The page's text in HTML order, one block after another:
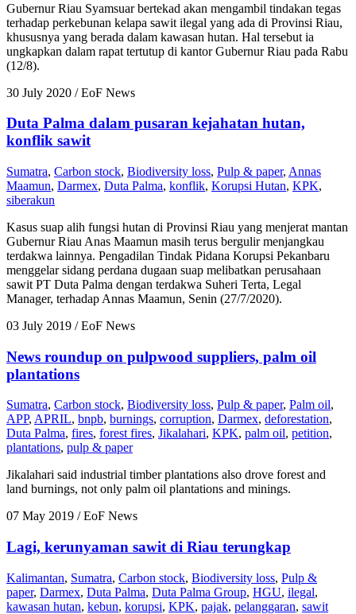
Gubernur Riau Syamsuar bertekad akan mengambil tindakan tegas
terhadap perkebunan kelapa sawit ilegal yang ada di Provinsi Riau,
khususnya yang berada dalam kawasan hutan. Hal tersebut ia
ungkapkan dalam rapat tertutup di kantor Gubernur Riau pada Rabu
(12/8).
30 July 2020 / EoF News
Duta Palma dalam pusaran kejahatan hutan,
konflik sawit
Sumatra, Carbon stock, Biodiversity loss, Pulp & paper, Annas
Maamun, Darmex, Duta Palma, konflik, Korupsi Hutan, KPK,
siberakun
Kasus suap alih fungsi hutan di Provinsi Riau yang menjerat mantan
Gubernur Riau Anas Maamun masih terus bergulir menjangkau
terdakwa lainnya. Pengadilan Tindak Pidana Korupsi Pekanbaru
menggelar sidang perdana dugaan suap melibatkan perusahaan
sawit PT Duta Palma dengan terdakwa Suheri Terta, Legal
Manager, terhadap Annas Maamun, Senin (27/7/2020).
03 July 2019 / EoF News
News roundup on pulpwood suppliers, palm oil
plantations
Sumatra, Carbon stock, Biodiversity loss, Pulp & paper, Palm oil,
APP, APRIL, bnpb, burnings, corruption, Darmex, deforestation,
Duta Palma, fires, forest fires, Jikalahari, KPK, palm oil, petition,
plantations, pulp & paper
Jikalahari said industrial timber plantations also drove forest and
land burnings, not only palm oil plantations and minings.
07 May 2019 / EoF News
Lagi, kerunyaman sawit di Riau terungkap
Kalimantan, Sumatra, Carbon stock, Biodiversity loss, Pulp &
paper, Darmex, Duta Palma, Duta Palma Group, HGU, ilegal,
kawasan hutan, kebun, korupsi, KPK, pajak, pelanggaran, sawit